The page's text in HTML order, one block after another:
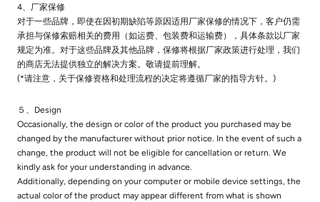
4、厂家保修
对于一些品牌，即使在因初期缺陷等原因适用厂家保修的情况下，客户仍需
承担与保修索赔相关的费用（如运费、包装费和运输费），具体条款以厂家
规定为准。对于这些品牌及其他品牌，保修将根据厂家政策进行处理，我们
的商店无法提供独立的解决方案。敬请提前理解。
(*请注意，关于保修资格和处理流程的决定将遵循厂家的指导方针。)
５、Design
Occasionally, the design or color of the product you purchased may be
changed by the manufacturer without prior notice. In the event of such a
change, the product will not be eligible for cancellation or return. We
kindly ask for your understanding in advance.
Additionally, depending on your computer or mobile device settings, the
actual color of the product may appear different from what is shown